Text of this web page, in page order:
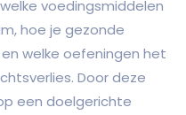
voedingsmiddelen
hoe je gezonde
welke oefeningen het
Door deze
een doelgerichte